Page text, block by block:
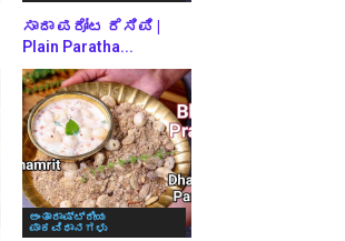
ಸಾದಾ ಪರೋಟ ರೆಸಿಪಿ |
Plain Paratha...
ಅಂತಾರಾಷ್ಟ್ರೀಯ
ಪಾಕವಿಧಾನಗಳು